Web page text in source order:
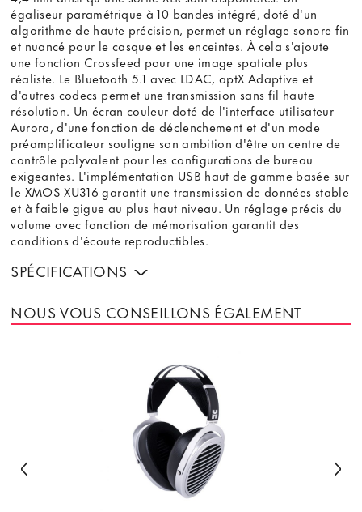
égaliseur paramétrique à 10 bandes intégré, doté d'un
algorithme de haute précision, permet un réglage sonore fin
et nuancé pour le casque et les enceintes. À cela s'ajoute
une fonction Crossfeed pour une image spatiale plus
réaliste. Le Bluetooth 5.1 avec LDAC, aptX Adaptive et
d'autres codecs permet une transmission sans fil haute
résolution. Un écran couleur doté de l'interface utilisateur
Aurora, d'une fonction de déclenchement et d'un mode
préamplificateur souligne son ambition d'être un centre de
contrôle polyvalent pour les configurations de bureau
exigeantes. L'implémentation USB haut de gamme basée sur
le XMOS XU316 garantit une transmission de données stable
et à faible gigue au plus haut niveau. Un réglage précis du
volume avec fonction de mémorisation garantit des
conditions d'écoute reproductibles.
SPÉCIFICATIONS
NOUS VOUS CONSEILLONS ÉGALEMENT